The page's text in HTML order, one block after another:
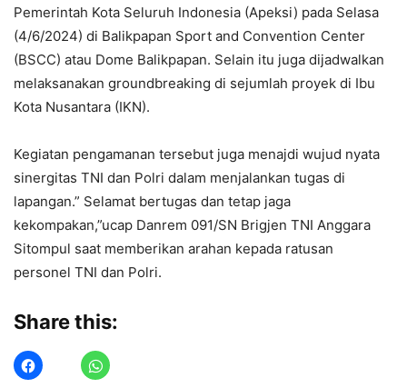
Pemerintah Kota Seluruh Indonesia (Apeksi) pada Selasa
(4/6/2024) di Balikpapan Sport and Convention Center
(BSCC) atau Dome Balikpapan. Selain itu juga dijadwalkan
melaksanakan groundbreaking di sejumlah proyek di Ibu
Kota Nusantara (IKN).
Kegiatan pengamanan tersebut juga menajdi wujud nyata
sinergitas TNI dan Polri dalam menjalankan tugas di
lapangan.” Selamat bertugas dan tetap jaga
kekompakan,”ucap Danrem 091/SN Brigjen TNI Anggara
Sitompul saat memberikan arahan kepada ratusan
personel TNI dan Polri.
Share this: